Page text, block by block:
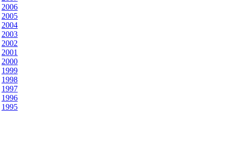
2006
2005
2004
2003
2002
2001
2000
1999
1998
1997
1996
1995